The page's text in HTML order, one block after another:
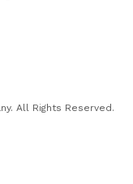
All Rights Reserved.